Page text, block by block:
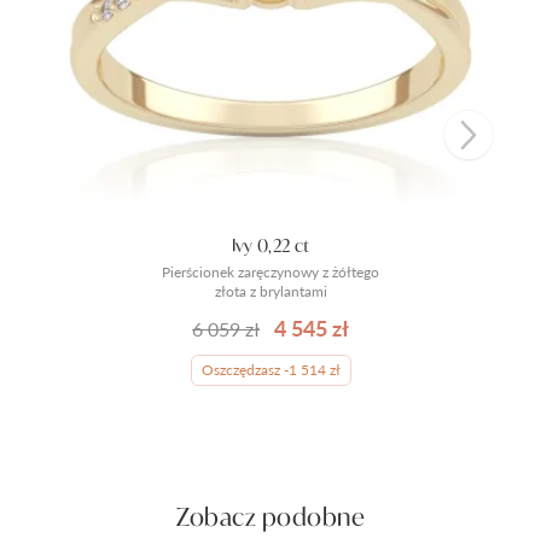
Pierścionek zaręczynowy z żółtego
złota z brylantami
Ivy 0,22 ct
6 059 zł 4 545 zł
Oszczędzasz -1 514 zł
Zobacz podobne